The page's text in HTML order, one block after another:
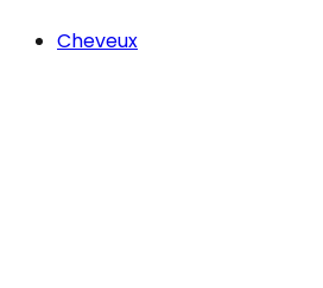
Cheveux